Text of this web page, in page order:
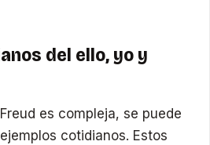
del ello, yo y
es compleja, se puede
cotidianos. Estos